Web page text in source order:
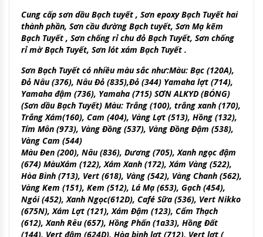
Cung cấp sơn dầu Bạch tuyết , Sơn epoxy Bạch Tuyết hai
thành phần, Sơn cầu đường Bạch tuyết, Sơn Mạ kẽm
Bạch Tuyết , Sơn chống rỉ chu đỏ Bạch Tuyết, Sơn chống
rỉ mờ Bạch Tuyết, Sơn lót xám Bạch Tuyết .
Sơn Bạch Tuyết có nhiều màu sắc như:Màu: Bạc (120A),
Đỏ Nâu (376), Nâu Đỏ (835),Đỏ (344) Yamaha lợt (714),
Yamaha đậm (736), Yamaha (715) SƠN ALKYD (BÓNG)
(Sơn dầu Bạch Tuyết) Màu: Trắng (100), trắng xanh (170),
Trắng Xám(160), Cam (404), Vàng Lợt (513), Hồng (132),
Tím Môn (973), Vàng Đồng (537), Vàng Đồng Đậm (538),
Vàng Cam (544)
Màu Đen (200), Nâu (836), Dương (705), Xanh ngọc đậm
(674) MàuXám (122), Xám Xanh (172), Xám Vàng (522),
Hòa Bình (713), Vert (618), Vàng (542), Vàng Chanh (562),
Vàng Kem (151), Kem (512), Lá Mạ (653), Gạch (454),
Ngói (452), Xanh Ngọc(612D), Café Sữa (536), Vert Nikko
(675N), Xám Lợt (121), Xám Đậm (123), Cẩm Thạch
(612), Xanh Rêu (657), Hồng Phấn (1a33), Hồng Đất
(144), Vert đậm (624D), Hòa bình lợt (712), Vert lợt (